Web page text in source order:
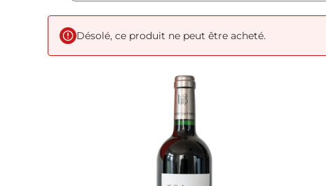
Désolé, ce produit ne peut être acheté.